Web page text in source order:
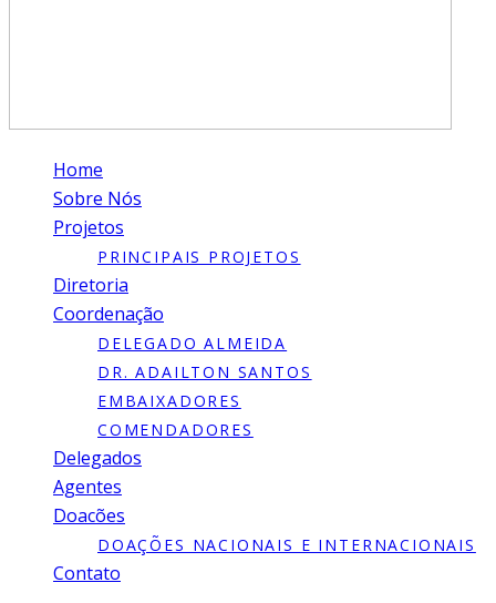
Home
Sobre Nós
Projetos
PRINCIPAIS PROJETOS
Diretoria
Coordenação
DELEGADO ALMEIDA
DR. ADAILTON SANTOS
EMBAIXADORES
COMENDADORES
Delegados
Agentes
Doacões
DOAÇÕES NACIONAIS E INTERNACIONAIS
Contato